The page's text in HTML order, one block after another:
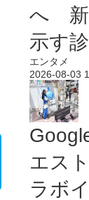
へ 新
示す
エンタメ
2026-08-03
エス
ラボ